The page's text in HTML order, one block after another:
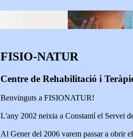
FISIO-NATUR
Centre de Rehabilitació i
Benvinguts a FISIONATUR!
L'any 2002 neixia a Constantí el Servei
Al Gener del 2006 varem passar a obrir